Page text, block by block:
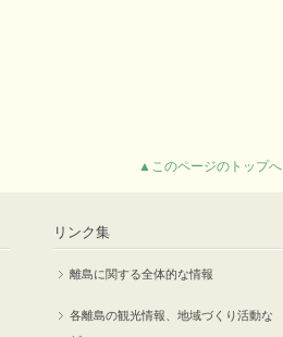
▲このページのトップへ
リンク集
離島に関する全体的な情報
各離島の観光情報、地域づくり活動な